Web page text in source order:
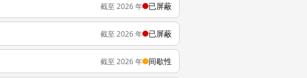
截至 2026 年 已屏蔽
截至 2026 年 已屏蔽
截至 2026 年 间歇性